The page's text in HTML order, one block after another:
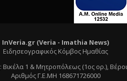
InVeria.gr (Veria - Ιmathia News)
Ειδησεογραφικός Κόμβος Ημαθίας
: Βικέλα 1 & Μητροπόλεως (1ος ορ.),
Αριθμός Γ.Ε.ΜΗ 168671726000